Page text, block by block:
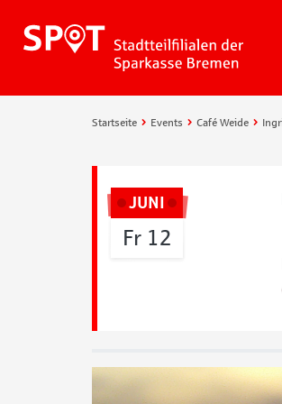
Startseite Events Café Weide
JUNI
Fr 12